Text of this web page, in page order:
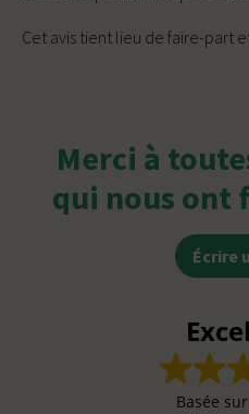
Cet avis tient lieu de faire-part
Merci à
qui nous ont
Écrire
Basée sur